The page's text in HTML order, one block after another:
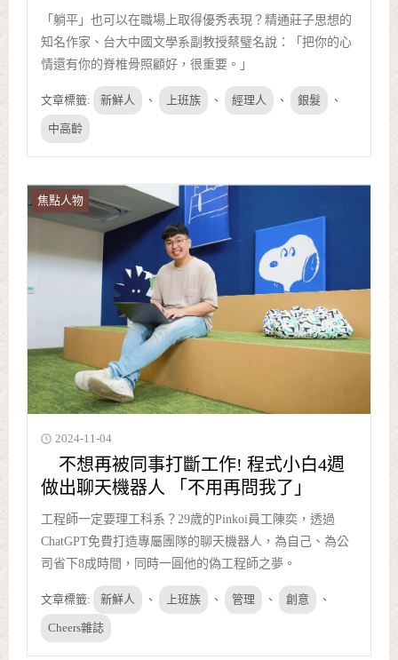
「躺平」也可以在職場上取得優秀表現？精通莊子思想的
知名作家、台大中國文學系副教授蔡璧名說：「把你的心
情還有你的脊椎骨照顧好，很重要。」
文章標籤: 新鮮人 、 上班族 、 經理人 、 銀髮 、
中高齡
焦點人物
2024-11-04
不想再被同事打斷工作! 程式小白4週
做出聊天機器人 「不用再問我了」
工程師一定要理工科系？29歲的Pinkoi員工陳奕，透過
ChatGPT免費打造專屬團隊的聊天機器人，為自己、為公
司省下8成時間，同時一圓他的偽工程師之夢。
文章標籤: 新鮮人 、 上班族 、 管理 、 創意 、
Cheers雜誌